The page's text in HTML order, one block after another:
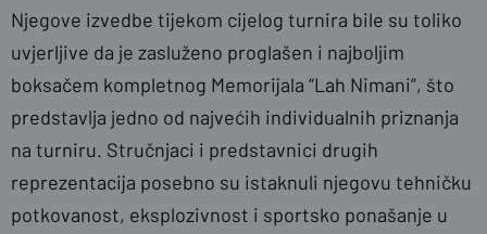
Njegove izvedbe tijekom cijelog turnira bile su toliko
uvjerljive da je zasluženo proglašen i najboljim
boksačem kompletnog Memorijala “Lah Nimani”, što
predstavlja jedno od najvećih individualnih priznanja
na turniru. Stručnjaci i predstavnici drugih
reprezentacija posebno su istaknuli njegovu tehničku
potkovanost, eksplozivnost i sportsko ponašanje u